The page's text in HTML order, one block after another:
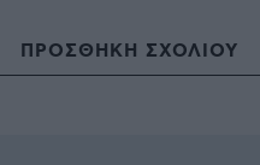
ΠΡΟΣΘΗΚΗ ΣΧΟΛΙΟΥ